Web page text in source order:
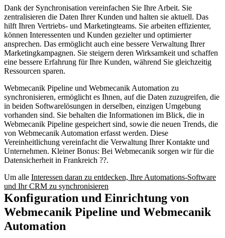
Dank der Synchronisation vereinfachen Sie Ihre Arbeit. Sie
zentralisieren die Daten Ihrer Kunden und halten sie aktuell. Das
hilft Ihren Vertriebs- und Marketingteams. Sie arbeiten effizienter,
können Interessenten und Kunden gezielter und optimierter
ansprechen. Das ermöglicht auch eine bessere Verwaltung Ihrer
Marketingkampagnen. Sie steigern deren Wirksamkeit und schaffen
eine bessere Erfahrung für Ihre Kunden, während Sie gleichzeitig
Ressourcen sparen.
Webmecanik Pipeline und Webmecanik Automation zu
synchronisieren, ermöglicht es Ihnen, auf die Daten zuzugreifen, die
in beiden Softwarelösungen in derselben, einzigen Umgebung
vorhanden sind. Sie behalten die Informationen im Blick, die in
Webmecanik Pipeline gespeichert sind, sowie die neuen Trends, die
von Webmecanik Automation erfasst werden. Diese
Vereinheitlichung vereinfacht die Verwaltung Ihrer Kontakte und
Unternehmen. Kleiner Bonus: Bei Webmecanik sorgen wir für die
Datensicherheit in Frankreich ??.
Um alle Interessen daran zu entdecken, Ihre Automations-Software
und Ihr CRM zu synchronisieren
Konfiguration und Einrichtung von
Webmecanik Pipeline und Webmecanik
Automation